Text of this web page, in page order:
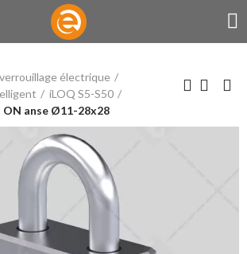
électrique
iLOQ S5-S50
ON anse Ø11-28x28